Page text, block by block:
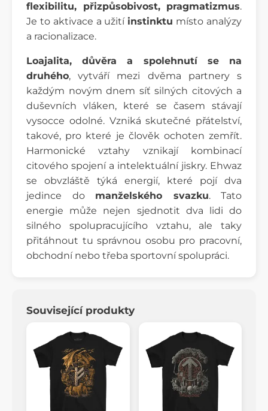
flexibilitu, přizpůsobivost, pragmatizmus.
Je to aktivace a užití instinktu místo analýzy
a racionalizace.
Loajalita, důvěra a spolehnutí se na
druhého, vytváří mezi dvěma partnery s
každým novým dnem síť silných citových a
duševních vláken, které se časem stávají
vysocce odolné. Vzniká skutečné přátelství,
takové, pro které je člověk ochoten zemřít.
Harmonické vztahy vznikají kombinací
citového spojení a intelektuální jiskry. Ehwaz
se obvzláště týká energií, které pojí dva
jedince do manželského svazku. Tato
energie může nejen sjednotit dva lidi do
silného spolupracujícího vztahu, ale taky
přitáhnout tu správnou osobu pro pracovní,
obchodní nebo třeba sportovní spolupráci.
Související produkty